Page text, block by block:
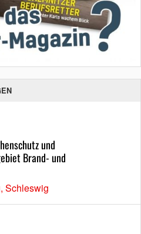
und
Brand- und
Schleswig